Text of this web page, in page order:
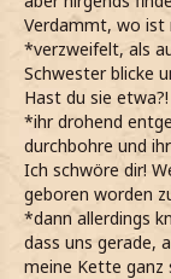
Verdammt, wo ist
*verzweifelt, als
Schwester blicke
Hast du sie etwa?!
*ihr drohend
durchbohre und
Ich schwöre dir!
geboren worden
*dann allerdings
dass uns gerade,
meine Kette